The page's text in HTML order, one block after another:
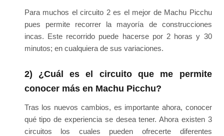
Para muchos el circuito 2 es el mejor de Machu Picchu
pues permite recorrer la mayoría de construcciones
incas. Este recorrido puede hacerse por 2 horas y 30
minutos; en cualquiera de sus variaciones.
2) ¿Cuál es el circuito que me permite
conocer más en Machu Picchu?
Tras los nuevos cambios, es importante ahora, conocer
qué tipo de experiencia se desea tener. Ahora existen 3
circuitos los cuales pueden ofrecerte diferentes